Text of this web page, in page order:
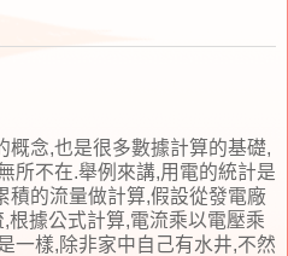
概念,也是很多數據計算的基礎,
所不在.舉例來講,用電的統計是
積的流量做計算,假設從發電廠
根據公式計算,電流乘以電壓乘
一樣,除非家中自己有水井,不然